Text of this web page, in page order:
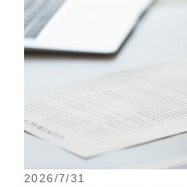
2026/7/31